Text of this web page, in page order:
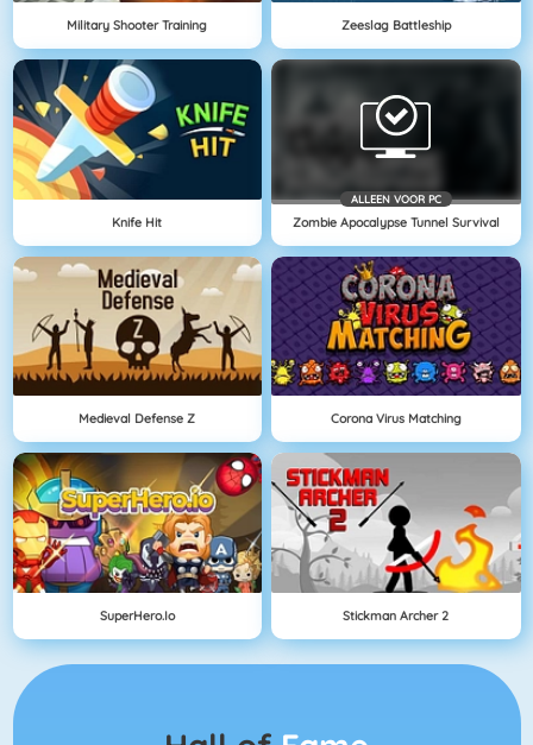
Military Shooter Training Zeeslag Battleship
Knife Hit
ALLEEN VOOR PC
Zombie Apocalypse Tunnel Survival
Medieval Defense Z Corona Virus Matching
SuperHero.io Stickman Archer 2